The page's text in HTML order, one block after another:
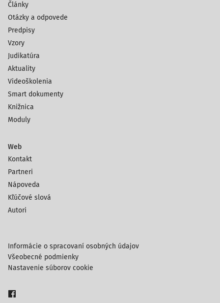
Články
Otázky a odpovede
Predpisy
Vzory
Judikatúra
Aktuality
Videoškolenia
Smart dokumenty
Knižnica
Moduly
Web
Kontakt
Partneri
Nápoveda
Kľúčové slová
Autori
Informácie o spracovaní osobných údajov
Všeobecné podmienky
Nastavenie súborov cookie